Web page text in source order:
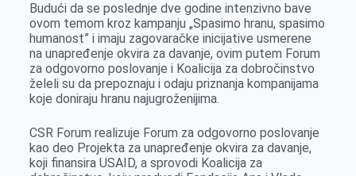
Budući da se poslednje dve godine intenzivno bave
ovom temom kroz kampanju „Spasimo hranu, spasimo
humanost” i imaju zagovaračke inicijative usmerene
na unapređenje okvira za davanje, ovim putem Forum
za odgovorno poslovanje i Koalicija za dobročinstvo
želeli su da prepoznaju i odaju priznanja kompanijama
koje doniraju hranu najugroženijima.
CSR Forum realizuje Forum za odgovorno poslovanje
kao deo Projekta za unapređenje okvira za davanje,
koji finansira USAID, a sprovodi Koalicija za